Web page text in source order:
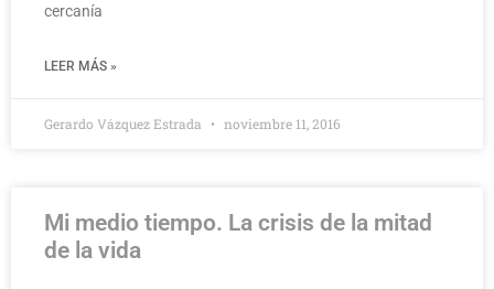
cercanía
LEER MÁS »
Gerardo Vázquez Estrada noviembre 11, 2016
Mi medio tiempo. La crisis de la mitad
de la vida